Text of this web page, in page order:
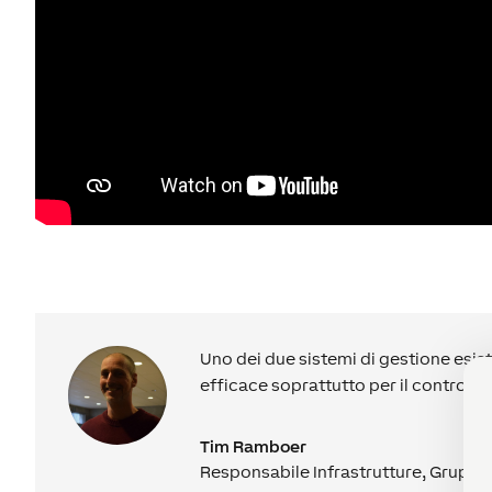
Uno dei due sistemi di gestione
efficace soprattutto per il controllo
Tim Ramboer
Responsabile Infrastrutture,